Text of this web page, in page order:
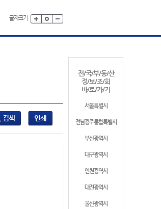
글자크기
전/국/부/동/산
정/보/조/회
바/로/가/기
서울특별시
전남광주통합특별시
부산광역시
대구광역시
인천광역시
대전광역시
울산광역시